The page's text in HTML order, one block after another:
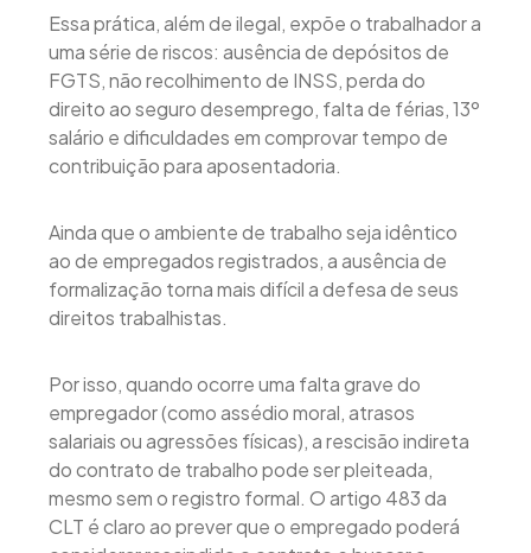
Essa prática, além de ilegal, expõe o trabalhador a
uma série de riscos: ausência de depósitos de
FGTS, não recolhimento de INSS, perda do
direito ao seguro desemprego, falta de férias, 13º
salário e dificuldades em comprovar tempo de
contribuição para aposentadoria.
Ainda que o ambiente de trabalho seja idêntico
ao de empregados registrados, a ausência de
formalização torna mais difícil a defesa de seus
direitos trabalhistas.
Por isso, quando ocorre uma falta grave do
empregador (como assédio moral, atrasos
salariais ou agressões físicas), a rescisão indireta
do contrato de trabalho pode ser pleiteada,
mesmo sem o registro formal. O artigo 483 da
CLT é claro ao prever que o empregado poderá